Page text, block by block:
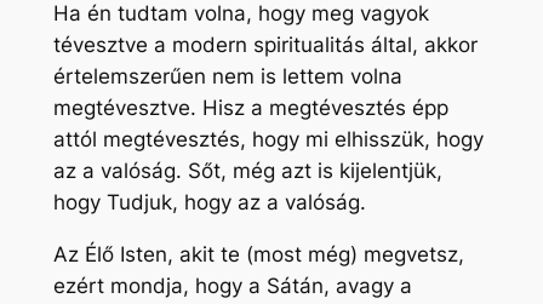
Ha én tudtam volna, hogy meg vagyok
tévesztve a modern spiritualitás által, akkor
értelemszerűen nem is lettem volna
megtévesztve. Hisz a megtévesztés épp
attól megtévesztés, hogy mi elhisszük, hogy
az a valóság. Sőt, még azt is kijelentjük,
hogy Tudjuk, hogy az a valóság.
Az Élő Isten, akit te (most még) megvetsz,
ezért mondja, hogy a Sátán, avagy a